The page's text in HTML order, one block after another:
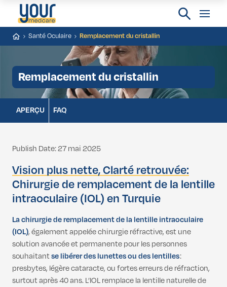
Santé Oculaire Remplacement du cristallin
Remplacement du cristallin
APERÇU FAQ
Publish Date: 27 mai 2025
Vision plus nette, Clarté retrouvée:
Chirurgie de remplacement de la lentille
intraoculaire (IOL) en Turquie
La chirurgie de remplacement de la lentille intraoculaire
(IOL), également appelée chirurgie réfractive, est une
solution avancée et permanente pour les personnes
souhaitantse libérer des lunettes ou des lentilles:
presbytes, légère cataracte, ou fortes erreurs de réfraction,
surtout après 40 ans. L’IOL remplace la lentille naturelle de